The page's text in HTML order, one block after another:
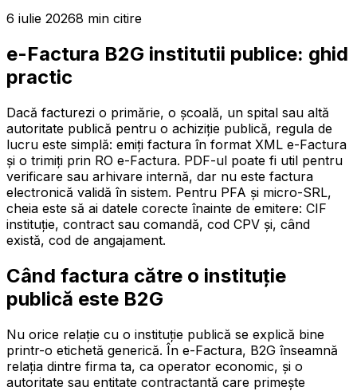
6 iulie 20268 min citire
e-Factura B2G institutii publice: ghid
practic
Dacă facturezi o primărie, o școală, un spital sau altă
autoritate publică pentru o achiziție publică, regula de
lucru este simplă: emiți factura în format XML e-Factura
și o trimiți prin RO e-Factura. PDF-ul poate fi util pentru
verificare sau arhivare internă, dar nu este factura
electronică validă în sistem. Pentru PFA și micro-SRL,
cheia este să ai datele corecte înainte de emitere: CIF
instituție, contract sau comandă, cod CPV și, când
există, cod de angajament.
Când factura către o instituție
publică este B2G
Nu orice relație cu o instituție publică se explică bine
printr-o etichetă generică. În e-Factura, B2G înseamnă
relația dintre firma ta, ca operator economic, și o
autoritate sau entitate contractantă care primește